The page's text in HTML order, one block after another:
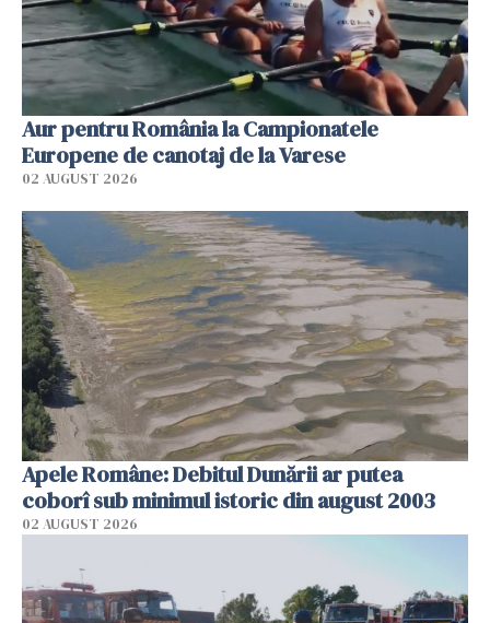
Aur pentru România la Campionatele
Europene de canotaj de la Varese
02 AUGUST 2026
Apele Române: Debitul Dunării ar putea
coborî sub minimul istoric din august 2003
02 AUGUST 2026